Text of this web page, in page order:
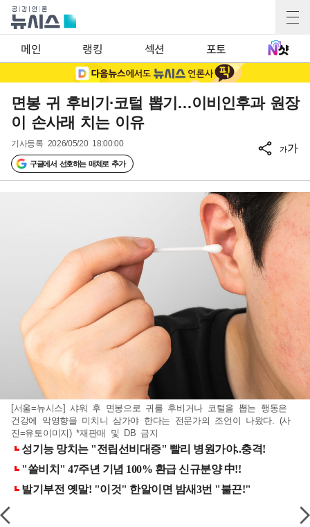
메인 랭킹 섹션 포토
면봉 귀 후비기·코털 뽑기…이비인후과 원장
이 손사래 치는 이유
기사등록 2026/05/20 18:00:00
구글에서 선호하는 매체로 추가
가가
[서울=뉴시스] 샤워 후 면봉으로 귀를 후비거나 코털을 뽑는 행동은
건강에 악영향을 미치니 삼가야 한다는 전문가의 조언이 나왔다. (사
진=유토이미지) *재판매 및 DB 금지